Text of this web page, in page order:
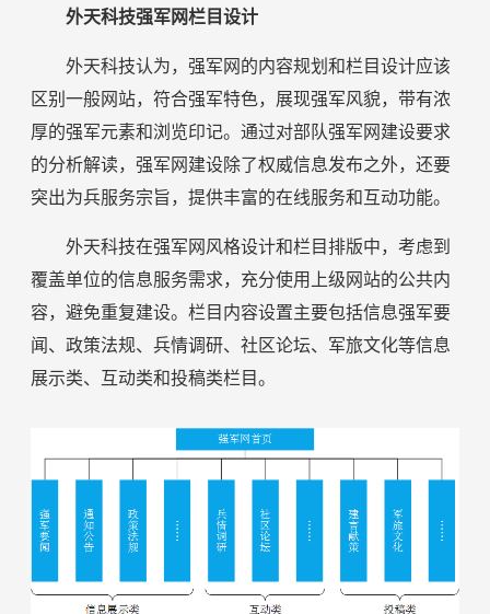
外天科技强军网栏目设计
外天科技认为，强军网的内容规划和栏目设计应该
区别一般网站，符合强军特色，展现强军风貌，带有浓
厚的强军元素和浏览印记。通过对部队强军网建设要求
的分析解读，强军网建设除了权威信息发布之外，还要
突出为兵服务宗旨，提供丰富的在线服务和互动功能。
外天科技在强军网风格设计和栏目排版中，考虑到
覆盖单位的信息服务需求，充分使用上级网站的公共内
容，避免重复建设。栏目内容设置主要包括信息强军要
闻、政策法规、兵情调研、社区论坛、军旅文化等信息
展示类、互动类和投稿类栏目。